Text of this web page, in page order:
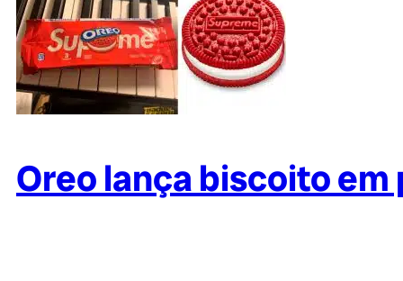
Oreo lança biscoito